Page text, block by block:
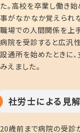
た。高校を卒業し働き
事がなかなか覚えられ
職場での人間関係を上
病院を受診すると広汎
設通所を始めたときに
みえました。
社労士による見解
20歳前まで病院の受診